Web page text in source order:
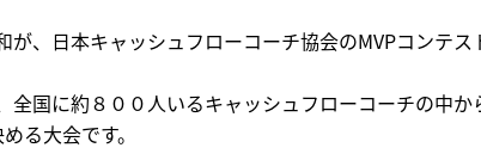
が、日本キャッシュフローコーチ協会のMVPコンテス
全国に約８００人いるキャッシュフローコーチの中
る大会です。